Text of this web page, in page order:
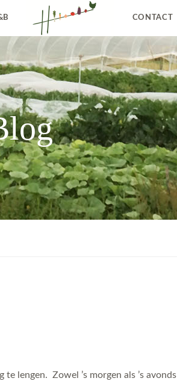
CONTACT
lengen. Zowel ’s morgen als ’s avonds